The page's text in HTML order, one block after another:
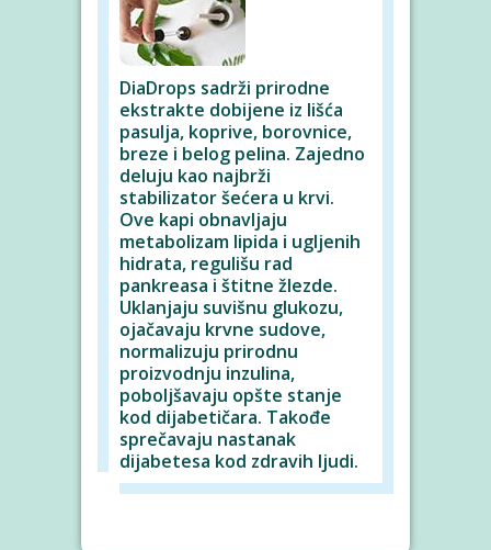
DiaDrops sadrži prirodne
ekstrakte dobijene iz lišća
pasulja, koprive, borovnice,
breze i belog pelina. Zajedno
deluju kao najbrži
stabilizator šećera u krvi.
Ove kapi obnavljaju
metabolizam lipida i ugljenih
hidrata, regulišu rad
pankreasa i štitne žlezde.
Uklanjaju suvišnu glukozu,
ojačavaju krvne sudove,
normalizuju prirodnu
proizvodnju inzulina,
poboljšavaju opšte stanje
kod dijabetičara. Takođe
sprečavaju nastanak
dijabetesa kod zdravih ljudi.